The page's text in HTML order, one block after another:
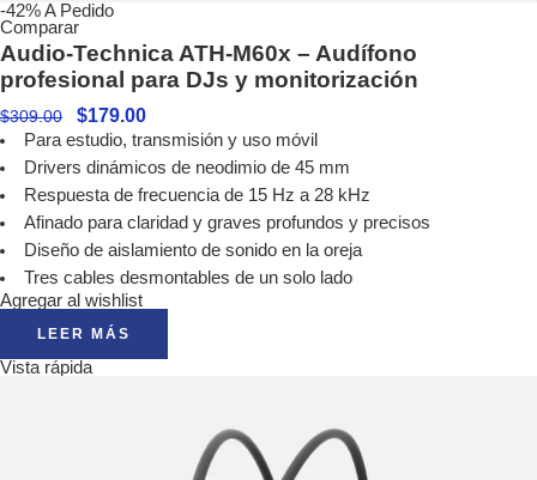
-42%A Pedido
Comparar
Audio-Technica ATH-M60x – Audífono
profesional para DJs y monitorización
$309.00 $179.00
Para estudio, transmisión y uso móvil
Drivers dinámicos de neodimio de 45 mm
Respuesta de frecuencia de 15 Hz a 28 kHz
Afinado para claridad y graves profundos y precisos
Diseño de aislamiento de sonido en la oreja
Tres cables desmontables de un solo lado
Agregar al wishlist
LEER MÁS
Vista rápida